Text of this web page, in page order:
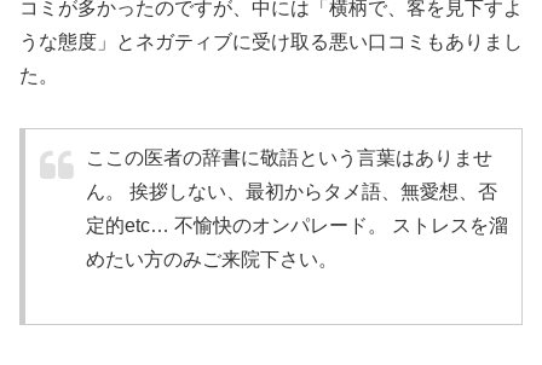
コミが多かったのですが、中には「横柄で、客を見下すよ
うな態度」とネガティブに受け取る悪い口コミもありまし
た。
ここの医者の辞書に敬語という言葉はありませ
ん。 挨拶しない、最初からタメ語、無愛想、否
定的etc… 不愉快のオンパレード。 ストレスを溜
めたい方のみご来院下さい。